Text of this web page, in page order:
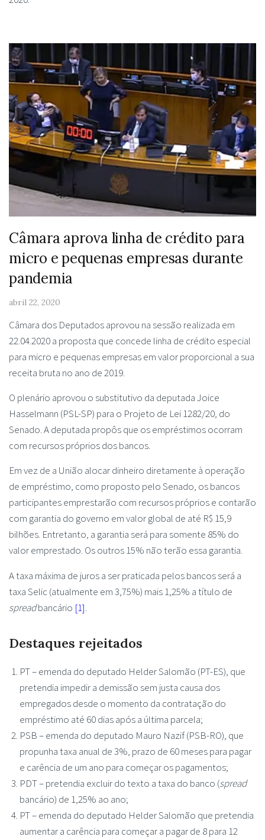
Câmara aprova linha de crédito para
micro e pequenas empresas durante
pandemia
abril 22, 2020
Câmara dos Deputados aprovou na sessão realizada em
22.04.2020 a proposta que concede linha de crédito especial
para micro e pequenas empresas em valor proporcional a sua
receita bruta no ano de 2019.
O plenário aprovou o substitutivo da deputada Joice
Hasselmann (PSL-SP) para o Projeto de Lei 1282/20, do
Senado. A deputada propôs que os empréstimos ocorram
com recursos próprios dos bancos.
Em vez de a União alocar dinheiro diretamente à operação
de empréstimo, como proposto pelo Senado, os bancos
participantes emprestarão com recursos próprios e contarão
com garantia do governo em valor global de até R$ 15,9
bilhões. Entretanto, a garantia será para somente 85% do
valor emprestado. Os outros 15% não terão essa garantia.
A taxa máxima de juros a ser praticada pelos bancos será a
taxa Selic (atualmente em 3,75%) mais 1,25% a título de
spreadbancário [1].
Destaques rejeitados
PT – emenda do deputado Helder Salomão (PT-ES), que
pretendia impedir a demissão sem justa causa dos
empregados desde o momento da contratação do
empréstimo até 60 dias após a última parcela;
PSB – emenda do deputado Mauro Nazif (PSB-RO), que
propunha taxa anual de 3%, prazo de 60 meses para pagar
e carência de um ano para começar os pagamentos;
PDT – pretendia excluir do texto a taxa do banco (spread
bancário) de 1,25% ao ano;
PT – emenda do deputado Helder Salomão que pretendia
aumentar a carência para começar a pagar de 8 para 12